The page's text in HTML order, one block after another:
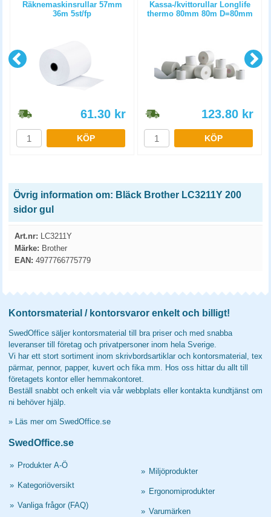
Räknemaskinsrullar 57mm
36m 5st/fp
61.30 kr
KÖP
Kassa-/kvittorullar Longlife
thermo 80mm 80m D=80mm
123.80 kr
KÖP
Övrig information om: Bläck Brother LC3211Y 200
sidor gul
Art.nr: LC3211Y
Märke: Brother
EAN: 4977766775779
Kontorsmaterial / kontorsvaror enkelt och billigt!
SwedOffice säljer kontorsmaterial till bra priser och med snabba
leveranser till företag och privatpersoner inom hela Sverige.
Vi har ett stort sortiment inom skrivbordsartiklar och kontorsmaterial, tex
pärmar, pennor, papper, kuvert och fika mm. Hos oss hittar du allt till
företagets kontor eller hemmakontoret.
Beställ snabbt och enkelt via vår webbplats eller kontakta kundtjänst om
ni behöver hjälp.
» Läs mer om SwedOffice.se
SwedOffice.se
» Produkter A-Ö
» Kategoriöversikt
» Vanliga frågor (FAQ)
» Miljöprodukter
» Ergonomiprodukter
» Varumärken